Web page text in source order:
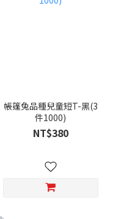
帳篷兔品種兒童短T-黑(3
件1000)
NT$380